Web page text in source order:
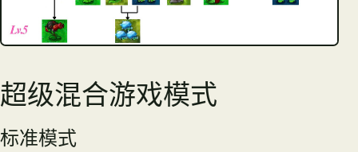
超级混合游戏模式
标准模式